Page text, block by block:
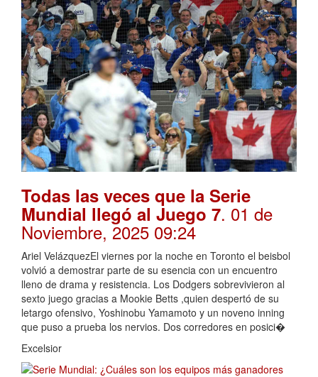
Todas las veces que la Serie
Mundial llegó al Juego 7. 01 de
Noviembre, 2025 09:24
Ariel VelázquezEl viernes por la noche en Toronto el beisbol
volvió a demostrar parte de su esencia con un encuentro
lleno de drama y resistencia. Los Dodgers sobrevivieron al
sexto juego gracias a Mookie Betts ,quien despertó de su
letargo ofensivo, Yoshinobu Yamamoto y un noveno inning
que puso a prueba los nervios. Dos corredores en posici�
Excelsior